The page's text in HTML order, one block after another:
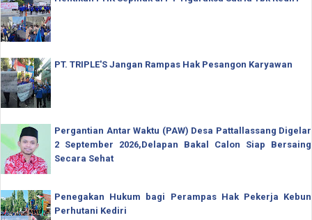
PT. TRIPLE'S Jangan Rampas Hak Pesangon Karyawan
Pergantian Antar Waktu (PAW) Desa Pattallassang Digelar
2 September 2026,Delapan Bakal Calon Siap Bersaing
Secara Sehat
Penegakan Hukum bagi Perampas Hak Pekerja Kebun
Perhutani Kediri